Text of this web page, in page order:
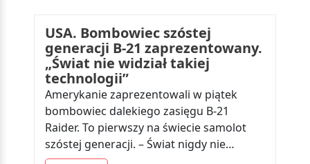
USA. Bombowiec szóstej
generacji B-21 zaprezentowany.
„Świat nie widział takiej
technologii”
Amerykanie zaprezentowali w piątek
bombowiec dalekiego zasięgu B-21
Raider. To pierwszy na świecie samolot
szóstej generacji. – Świat nigdy nie…